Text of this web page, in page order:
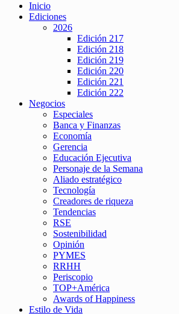
Inicio
Ediciones
2026
Edición 217
Edición 218
Edición 219
Edición 220
Edición 221
Edición 222
Negocios
Especiales
Banca y Finanzas
Economía
Gerencia
Educación Ejecutiva
Personaje de la Semana
Aliado estratégico
Tecnología
Creadores de riqueza
Tendencias
RSE
Sostenibilidad
Opinión
PYMES
RRHH
Periscopio
TOP+América
Awards of Happiness
Estilo de Vida